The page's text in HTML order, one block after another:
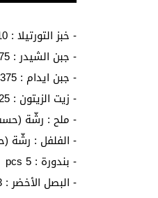
- خبز التورتيلا : 10 pcs
- جبن الشيدر : 375 gr
- جبن ايدام : 375 gr
- زيت الزيتون : 25 ml
- ملح : رشّة
- الفلفل : رشّة
- بندورة : 5 pcs
- البصل الأخضر : 3 pcs (مقطع)